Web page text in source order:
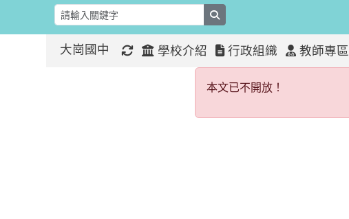
大崗國中 學校介紹 行政組織 教師專區
:::本文已不開放！
本文已不開放！